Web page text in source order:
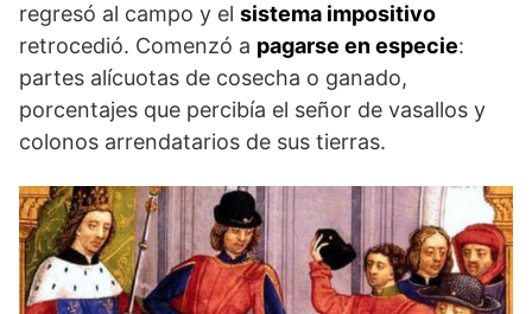
regresó al campo y el sistema impositivo
retrocedió. Comenzó a pagarse en especie:
partes alícuotas de cosecha o ganado,
porcentajes que percibía el señor de vasallos y
colonos arrendatarios de sus tierras.